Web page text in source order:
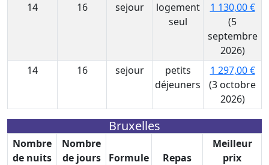
14
16 sejour
logement
seul
1 130,00 €
(5
septembre
2026)
14
16 sejour
petits
déjeuners
1 297,00 €
(3 octobre
2026)
Bruxelles
Nombre
de nuits
Nombre
de jours
Formule Repas
Meilleur
prix